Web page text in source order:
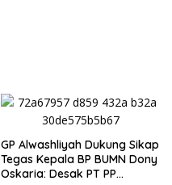
GP Alwashliyah Dukung Sikap
Tegas Kepala BP BUMN Dony
Oskaria: Desak PT PP